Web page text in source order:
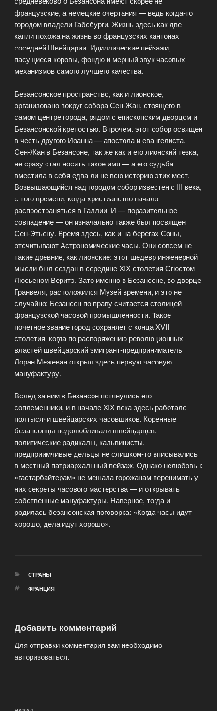
французские, а немецкие очертания — ведь когда-то
городом владели Габсбурги. Жизнь здесь как две
капли похожа на жизнь во французских кантонах
соседней Швейцарии. Идиллические пейзажи,
пасущиеся коровы, фондю и мерный звук часовых
механизмов самого лучшего качества.
Безансонское пространство, как и лионское,
организовано вокруг собора Сен-Жан, стоящего в
самом центре города, рядом с епископским дворцом и
Безансонской крепостью. Впрочем, этот собор освящен
в честь другого Иоанна — апостола и евангелиста.
Сен-Жан в Безансоне, так же как и его лионский тезка,
не сразу стал носить такое имя — а его судьба
вместила в себя едва ли не всю историю этих мест.
Возвышающийся над городом собор известен с III века,
с того времени, когда христианство начало
распространяться в Галлии. И — поразительное
совпадение — он изначально также был посвящен
Сен-Этьену. Время здесь, как и на берегах Соны,
отсчитывают Астрономические часы. Они совсем не
такие древние, как лионские: этот шедевр инженерной
мысли был создан в середине XIX столетия Огюстом
Люсьеном Веритэ. Зато именно в Безансоне, во дворце
Гранвеля, расположился Музей времени, и это не
случайно: Безансон по праву считается столицей
французской часовой промышленности. Такое
почетное звание город сохраняет с конца XVIII
столетия, когда по распоряжению революционных
властей швейцарский эмигрант-предприниматель
Лоран Межеван открыл здесь первую часовую
мануфактуру.
Вслед за ним в Безансон потянулись его
соплеменники, и в начале XIX века здесь работало
полтысячи швейцарских часовщиков. Коренные
безансонцы недолюбливали швейцарцев:
политические радикалы, кальвинисты,
предприимчивые дельцы не слишком-то вписывались
в местный патриархальный пейзаж. Однако нелюбовь к
«гастарбайтерам» не мешала горожанам перенимать у
них секреты часового мастерства — и открывать
собственные мануфактуры. Наверное, тогда и
родилась безансонская поговорка: «Когда часы идут
хорошо, дела идут хорошо».
РУБРИКИ
СТРАНЫ
МЕТКИ
ФРАНЦИЯ
Добавить комментарий
Для отправки комментария вам необходимо
авторизоваться.